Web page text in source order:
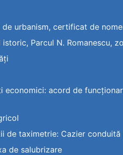
urbanism, certificat de
Parcul N. Romanescu,
acord de
taximetrie: Cazier
de salubrizare